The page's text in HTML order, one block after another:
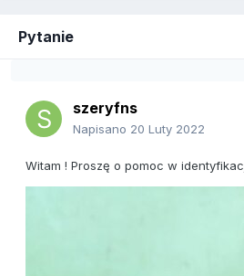
Pytanie
szeryfns
Napisano 20 Luty 2022
Witam ! Proszę o pomoc w